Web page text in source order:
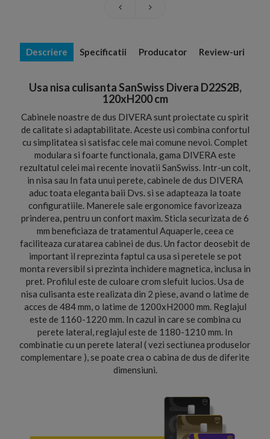
Descriere Specificatii Producator Review-uri
Usa nisa culisanta SanSwiss Divera D22S2B,
120xH200 cm
Cabinele noastre de dus DIVERA sunt proiectate cu spirit
de calitate si adaptabilitate. Aceste usi combina confortul
cu simplitatea si satisfac cele mai comune nevoi. Complet
modulara si foarte functionala, gama DIVERA este
rezultatul celei mai recente inovatii SanSwiss. Intr-un colt,
in nisa sau In fata unui perete, cabinele de dus DIVERA
aduc toata eleganta baii Dvs. si se adapteaza la toate
configuratiile. Manerele sale ergonomice favorizeaza
prinderea, pentru un confort maxim. Sticla securizata de 6
mm beneficiaza de tratamentul Aquaperle, ceea ce
faciliteaza curatarea cabinei de dus. Un factor deosebit de
important il reprezinta faptul ca usa si peretele se pot
monta reversibil si prezinta inchidere magnetica, inclusa in
pret. Profilul este de culoare crom slefuit lucios. Usa de
nisa culisanta este realizata din 2 piese, avand o latime de
acces de 484 mm, o latime de 1200xH2000 mm. Reglajul
este de 1160-1220 mm. In cazul in care se combina cu
perete lateral, reglajul este de 1180-1210 mm. In
combinatie cu un perete lateral ( vezi sectiunea produselor
complementare ), se poate crea o cabina de dus de diferite
dimensiuni.